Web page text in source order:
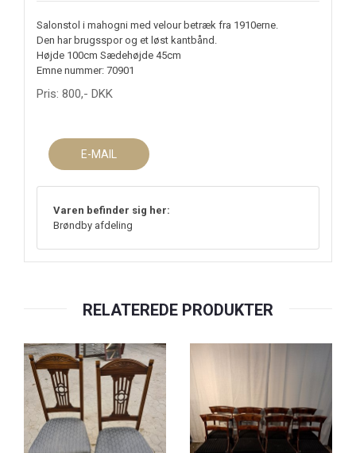
Salonstol i mahogni med velour betræk fra 1910erne.
Den har brugsspor og et løst kantbånd.
Højde 100cm Sædehøjde 45cm
Emne nummer: 70901
Pris: 800,- DKK
E-MAIL
Varen befinder sig her:
Brøndby afdeling
RELATEREDE PRODUKTER